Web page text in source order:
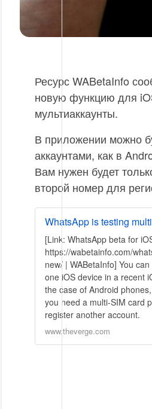
Ресурс WABetaInfo
новую функцию для
мультиаккаунты.
В приложении можно
аккаунтами, как в
Вам нужен будет
второй номер для
WhatsApp is testing
[Link: WhatsApp beta for
https://wabetainfo.com/
new/ | WABetaInfo] You
one iOS device in a recent
the case of Android
you need a multi-SIM card
register another account.
www.theverge.com